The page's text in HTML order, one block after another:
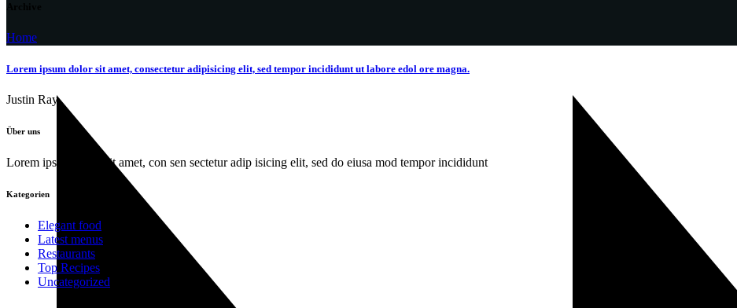
Home
Lorem ipsum dolor sit amet, consectetur adipisicing elit, sed tempor incididunt ut labore edol ore magna.
Justin Ray
Über uns
Lorem ipsum dolor sit amet, con sen sectetur adip isicing elit, sed do eiusa mod tempor incididunt
Kategorien
Elegant food
Latest menus
Restaurants
Top Recipes
Uncategorized